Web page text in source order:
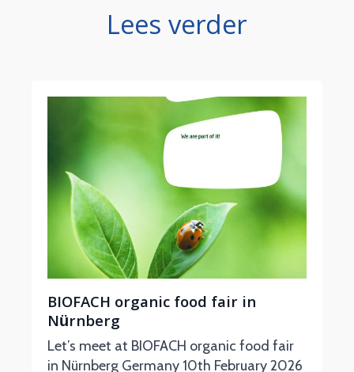
Lees verder
BIOFACH organic food fair in
Nürnberg
Let’s meet at BIOFACH organic food fair
in Nürnberg Germany 10th February 2026